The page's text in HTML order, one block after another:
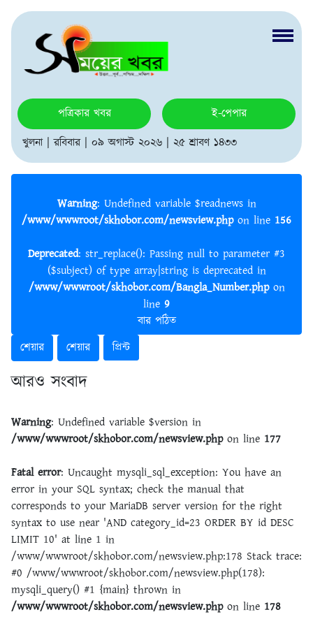
পত্রিকার খবর
ই-পেপার
খুলনা | রবিবার | ০৯ অগাস্ট ২০২৬ | ২৫ শ্রাবণ ১৪৩৩
Warning : Undefined variable $readnews in
/www/wwwroot/skhobor.com/newsview.phpon line 156
Deprecated: str_replace(): Passing null to parameter #3
($subject) of type array|string is deprecated in
/www/wwwroot/skhobor.com/Bangla_Number.phpon
line 9
বার পঠিত
শেয়ার
শেয়ার প্রিন্ট
আরও সংবাদ
Warning: Undefined variable $version in
/www/wwwroot/skhobor.com/newsview.phpon line 177
Fatal error: Uncaught mysqli_sql_exception: You have an
error in your SQL syntax; check the manual that
corresponds to your MariaDB server version for the right
syntax to use near 'AND category_id=23 ORDER BY id DESC
LIMIT 10' at line 1 in
/www/wwwroot/skhobor.com/newsview.php:178 Stack trace:
#0 /www/wwwroot/skhobor.com/newsview.php(178):
mysqli_query() #1 {main} thrown in
/www/wwwroot/skhobor.com/newsview.phpon line 178